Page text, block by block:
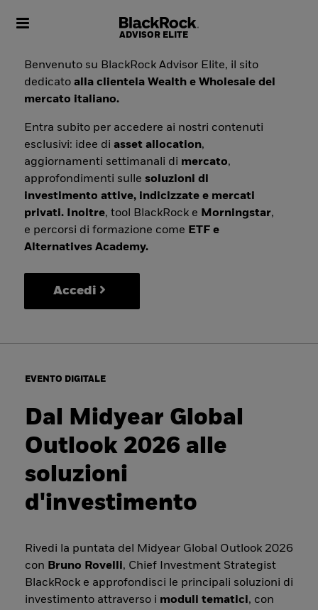
Toggle navigation
Benvenuto su BlackRock Advisor Elite, il sito
dedicatoalla clientela Wealth e Wholesale del
mercato italiano.
Entra subito per accedere ai nostri contenuti
esclusivi: idee diasset allocation,
aggiornamenti settimanali di mercato,
approfondimenti sullesoluzioni di
investimento attive, indicizzate e mercati
privati. Inoltre, tool BlackRock e Morningstar,
e percorsi di formazione come ETF e
Alternatives Academy.
Accedi
EVENTO DIGITALE
Dal Midyear Global
Outlook 2026 alle
soluzioni
d'investimento
Rivedi la puntata del Midyear Global Outlook 2026
con Bruno Rovelli, Chief Investment Strategist
BlackRock e approfondisci le principali soluzioni di
investimento attraverso i moduli tematici, con